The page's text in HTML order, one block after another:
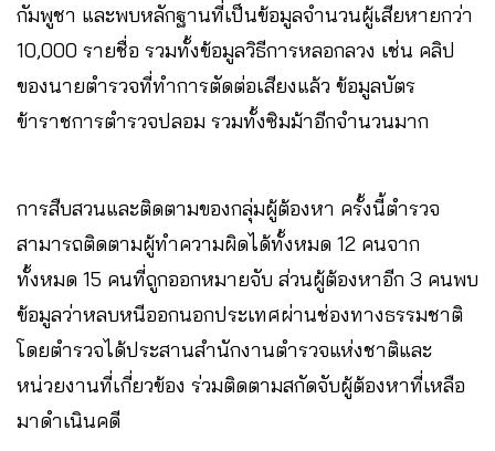
กัมพูชา และพบหลักฐานที่เป็นข้อมูลจำนวนผู้เสียหายกว่า
10,000 รายชื่อ รวมทั้งข้อมูลวิธีการหลอกลวง เช่น คลิป
ของนายตำรวจที่ทำการตัดต่อเสียงแล้ว ข้อมูลบัตร
ข้าราชการตำรวจปลอม รวมทั้งซิมม้าอีกจำนวนมาก
การสืบสวนและติดตามของกลุ่มผู้ต้องหา ครั้งนี้ตำรวจ
สามารถติดตามผู้ทำความผิดได้ทั้งหมด 12 คนจาก
ทั้งหมด 15 คนที่ถูกออกหมายจับ ส่วนผู้ต้องหาอีก 3 คนพบ
ข้อมูลว่าหลบหนีออกนอกประเทศผ่านช่องทางธรรมชาติ
โดยตำรวจได้ประสานสำนักงานตำรวจแห่งชาติและ
หน่วยงานที่เกี่ยวข้อง ร่วมติดตามสกัดจับผู้ต้องหาที่เหลือ
มาดำเนินคดี